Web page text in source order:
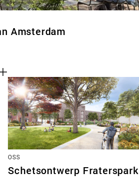
Amsterdam
OSS
Schetsontwerp Fraterspark